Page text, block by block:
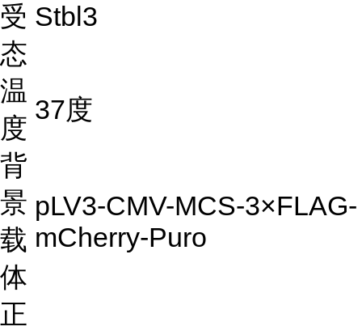
受
态
Stbl3
温
度
37度
背
景
载
体
pLV3-CMV-MCS-3×FLAG-
mCherry-Puro
正